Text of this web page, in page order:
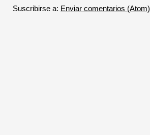
Suscribirse a: Enviar comentarios (Atom)